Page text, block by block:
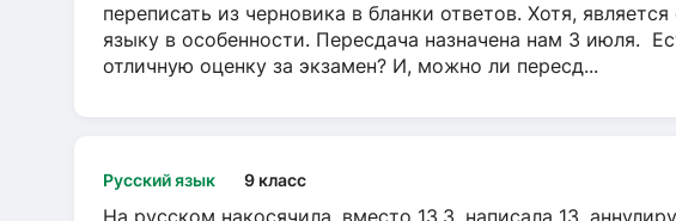
переписать из черновика в бланки ответов. Хотя,
языку в особенности. Пересдача назначена нам 3 июля.
отличную оценку за экзамен? И, можно ли пересд...
Русский язык 9 класс
На русском накосячила, вместо 13.3, написала 13,